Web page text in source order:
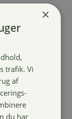
×
trafik. Vi
af
du har